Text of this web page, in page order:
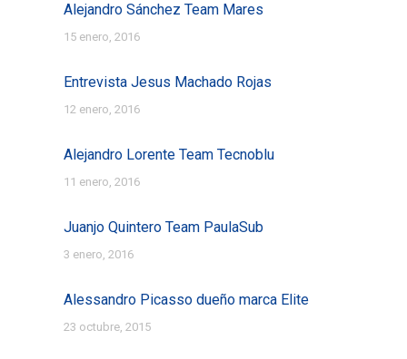
Alejandro Sánchez Team Mares
15 enero, 2016
Entrevista Jesus Machado Rojas
12 enero, 2016
Alejandro Lorente Team Tecnoblu
11 enero, 2016
Juanjo Quintero Team PaulaSub
3 enero, 2016
Alessandro Picasso dueño marca Elite
23 octubre, 2015